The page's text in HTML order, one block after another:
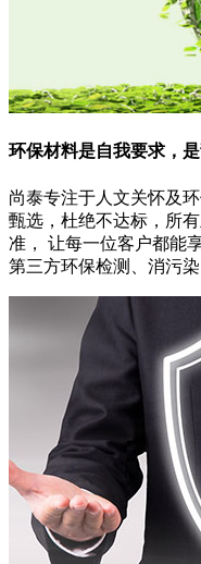
环保材料是自我要求，
尚泰专注于人文关怀及
甄选，杜绝不达标，所
准， 让每一位客户都能
第三方环保检测、消污